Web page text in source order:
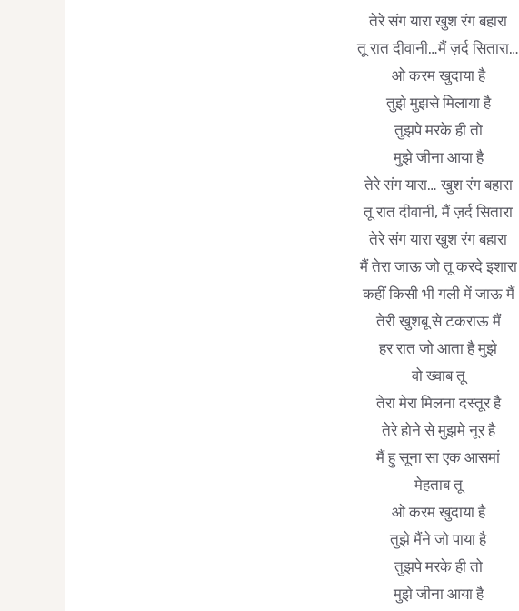
तेरे संग यारा खुश रंग बहारा
तू रात दीवानी…मैं ज़र्द सितारा…
ओ करम खुदाया है
तुझे मुझसे मिलाया है
तुझपे मरके ही तो
मुझे जीना आया है
तेरे संग यारा… खुश रंग बहारा
तू रात दीवानी, मैं ज़र्द सितारा
तेरे संग यारा खुश रंग बहारा
मैं तेरा जाऊ जो तू करदे इशारा
कहीं किसी भी गली में जाऊ मैं
तेरी खुशबू से टकराऊ मैं
हर रात जो आता है मुझे
वो ख्वाब तू
तेरा मेरा मिलना दस्तूर है
तेरे होने से मुझमे नूर है
मैं हु सूना सा एक आसमां
मेहताब तू
ओ करम खुदाया है
तुझे मैंने जो पाया है
तुझपे मरके ही तो
मुझे जीना आया है